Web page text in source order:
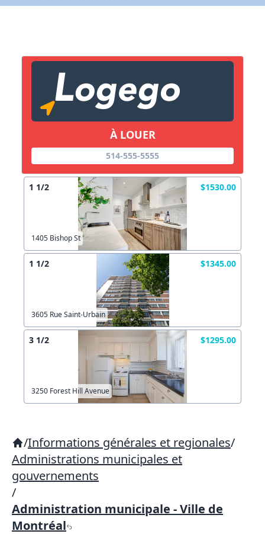
À LOUER
514-555-5555
1 1/2 $1530.00
1405 Bishop St
1 1/2 $1345.00
3605 Rue Saint-Urbain
3 1/2 $1295.00
3250 Forest Hill Avenue
/Informations générales et regionales/
Administrations municipales et
gouvernements
/
Administration municipale - Ville de
Montréal
Lien vers inscription (sera inclus dans courriel)
Copier lien
X Fermer